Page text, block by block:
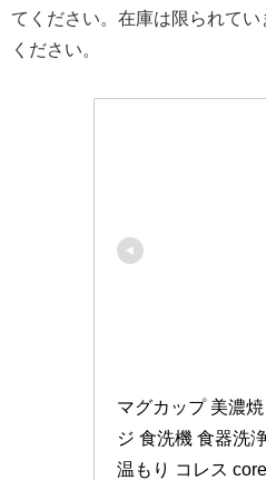
てください。在庫は限られて
ください。
マグカップ 美濃
ジ 食洗機 食器洗
温もり コレス